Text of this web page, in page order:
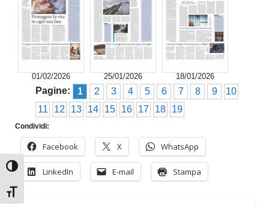
Attiva/disattiva alto contrasto
Attiva/disattiva dimensione testo
01/02/2026 25/01/2026 18/01/2026
Pagine: 1 2 3 4 5 6 7 8 9
10
11
12 13 14 15 16 17 18 19
Condividi:
Facebook X WhatsApp
LinkedIn E-mail Stampa